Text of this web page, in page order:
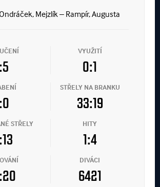
Mejzlík – Rampír, Augusta
VYUŽITÍ
0:1
STŘELY NA BRANKU
33:19
STŘELY HITY
1:4
DIVÁCI
6421